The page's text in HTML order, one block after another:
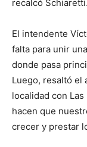
recalcó Schiaretti.
El intendente
falta para unir
donde pasa
Luego, resaltó el
localidad con
hacen que
crecer y prestar